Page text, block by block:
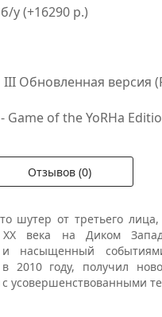
у (+16290 р.)
Обновленная версия
Game of the YoRHa
Отзывов (0)
шутер от третьего лица,
XX века на Диком
и насыщенный
2010 году, получил
усовершенствованными